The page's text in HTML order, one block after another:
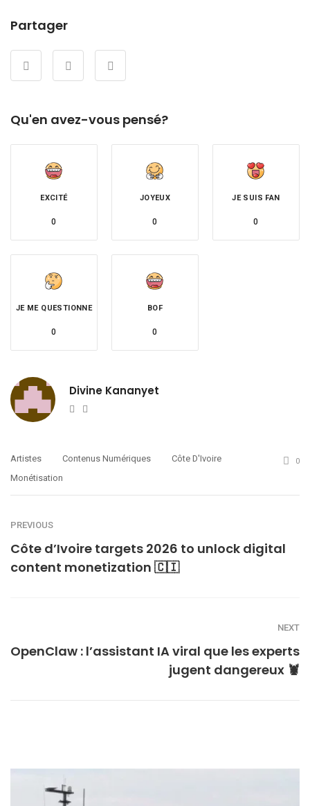
Partager
Qu'en avez-vous pensé?
EXCITÉ
0
JOYEUX
0
JE SUIS FAN
0
JE ME QUESTIONNE
0
BOF
0
Divine Kananyet
Website
Artistes Contenus Numériques
Côte D'Ivoire
Monétisation
0
PREVIOUS
Côte d’Ivoire targets 2026 to unlock digital
content monetization 🇨🇮
NEXT
OpenClaw : l’assistant IA viral que les experts
jugent dangereux 🦞